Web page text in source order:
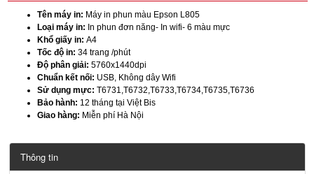
Tên máy in: Máy in phun màu Epson L805
Loại máy in: In phun đơn năng- In wifi- 6 màu mực
Khổ giấy in: A4
Tốc độ in: 34 trang /phút
Độ phân giải: 5760x1440dpi
Chuẩn kết nối: USB, Không dây Wifi
Sử dụng mực: T6731,T6732,T6733,T6734,T6735,T6736
Bảo hành: 12 tháng tại Việt Bis
Giao hàng: Miễn phí Hà Nội
Thông tin